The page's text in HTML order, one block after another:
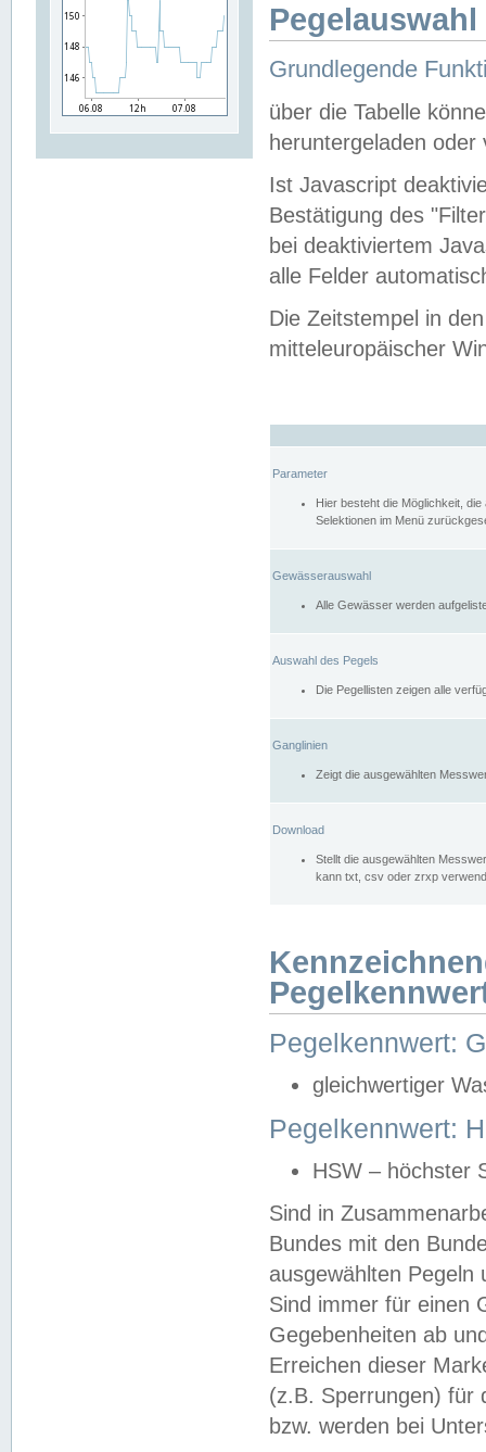
Grundlegende
über die Tabelle
heruntergeladen oder
Ist Javascript
Bestätigung des
bei deaktiviertem
alle Felder
Die Zeitstempel in
mitteleuropäischer
Parameter
Hier besteht die Möglichkeit,
Selektionen im Menü
Gewässerauswahl
Alle Gewässer werden
Auswahl des Pegels
Die Pegellisten zeigen alle
Ganglinien
Zeigt die ausgewählten
Download
Stellt die ausgewählten
kann txt, csv oder zrxp
Pegelkennwert:
gleichwertiger
Pegelkennwert:
HSW – höchster
Sind in
Bundes mit den
ausgewählten
Sind immer für einen
Gegebenheiten ab
Erreichen dieser
(z.B. Sperrungen) für
bzw. werden bei